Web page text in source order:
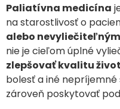
Paliatívna medicína
na starostlivosť o
alebo
nie je cieľom úplné
zlepšovať kvalitu
bolesť a iné
zároveň poskytovať